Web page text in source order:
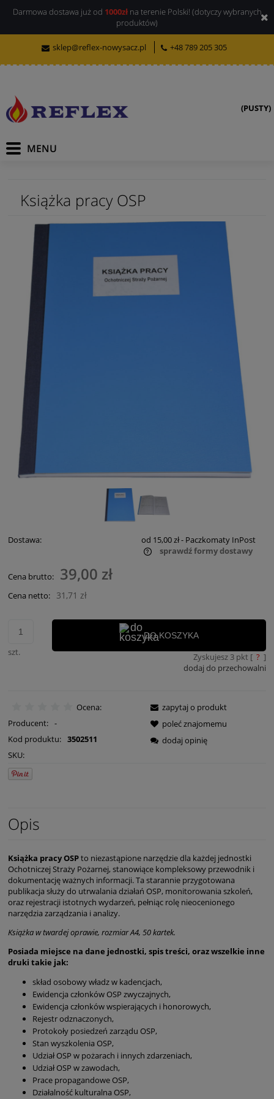
Darmowa dostawa już od 1000złna terenie Polski! (dotyczy wybranych
produktów)
sklep@reflex-nowysacz.pl +48 789 205 305
(PUSTY)
Książka pracy OSP
Dostawa: od 15,00 zł- Paczkomaty InPost
sprawdź formy dostawy
Cena brutto: 39,00 zł
Cena netto: 31,71 zł
szt.
DO KOSZYKA
Zyskujesz 3pkt [ ? ]
dodaj do przechowalni
Ocena:
Producent: -
Kod produktu: 3502511
SKU:
zapytaj o produkt
poleć znajomemu
dodaj opinię
Opis
Książka pracy OSPto niezastąpione narzędzie dla każdej jednostki
Ochotniczej Straży Pożarnej, stanowiące kompleksowy przewodnik i
dokumentację ważnych informacji. Ta starannie przygotowana
publikacja służy do utrwalania działań OSP, monitorowania szkoleń,
oraz rejestracji istotnych wydarzeń, pełniąc rolę nieocenionego
narzędzia zarządzania i analizy.
Książka w twardej oprawie, rozmiar A4, 50 kartek.
Posiada miejsce na dane jednostki, spis treści, oraz wszelkie inne
druki takie jak:
skład osobowy władz w kadencjach,
Ewidencja członków OSP zwyczajnych,
Ewidencja członków wspierających i honorowych,
Rejestr odznaczonych,
Protokoły posiedzeń zarządu OSP,
Stan wyszkolenia OSP,
Udział OSP w pożarach i innych zdarzeniach,
Udział OSP w zawodach,
Prace propagandowe OSP,
Działalność kulturalna OSP,